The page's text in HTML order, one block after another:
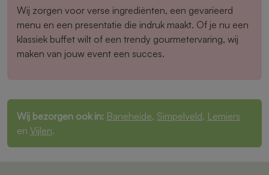
Wij zorgen voor verse ingrediënten, een gevarieerd
menu en een presentatie die indruk maakt. Of je nu een
klassiek buffet wilt of een trendy gourmetervaring, wij
maken van jouw event een succes.
Wij bezorgen ook in: Baneheide, Simpelveld, Lemiers
en Vijlen.